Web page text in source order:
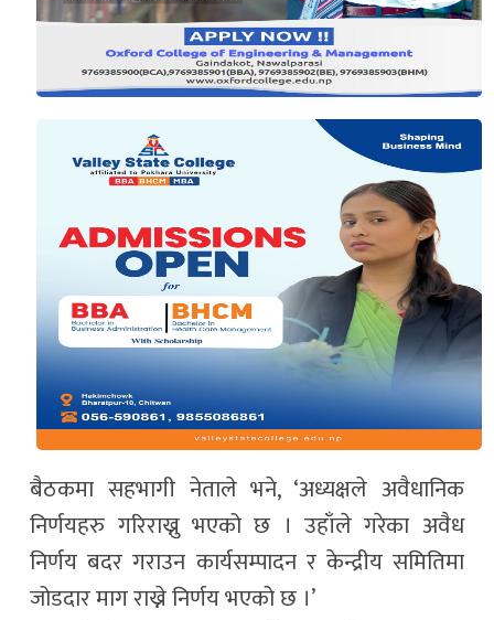
बैठकमा सहभागी नेताले भने, ‘अध्यक्षले अवैधानिक
निर्णयहरु गरिराख्नु भएको छ । उहाँले गरेका अवैध
निर्णय बदर गराउन कार्यसम्पादन र केन्द्रीय समितिमा
जोडदार माग राख्ने निर्णय भएको छ ।’